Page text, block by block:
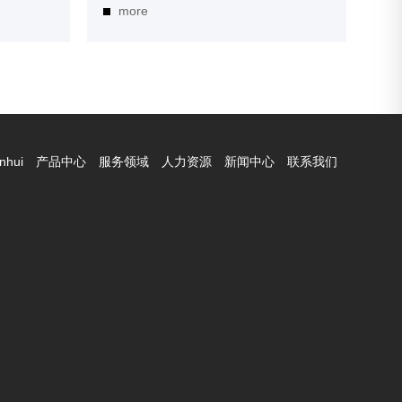
more
产品中心 服务领域 人力资源 新闻中心 联系我们